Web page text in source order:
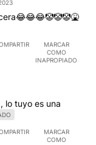
MARCAR
COMO
INAPROPIADO
lo tuyo es una
MARCAR
COMO